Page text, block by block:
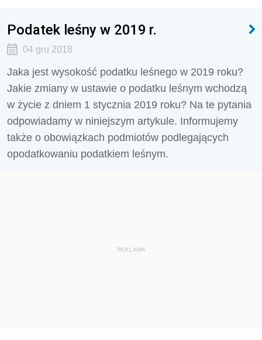
Podatek leśny w 2019 r.
04 gru 2018
Jaka jest wysokość podatku leśnego w 2019 roku?
Jakie zmiany w ustawie o podatku leśnym wchodzą
w życie z dniem 1 stycznia 2019 roku? Na te pytania
odpowiadamy w niniejszym artykule. Informujemy
także o obowiązkach podmiotów podlegających
opodatkowaniu podatkiem leśnym.
REKLAMA